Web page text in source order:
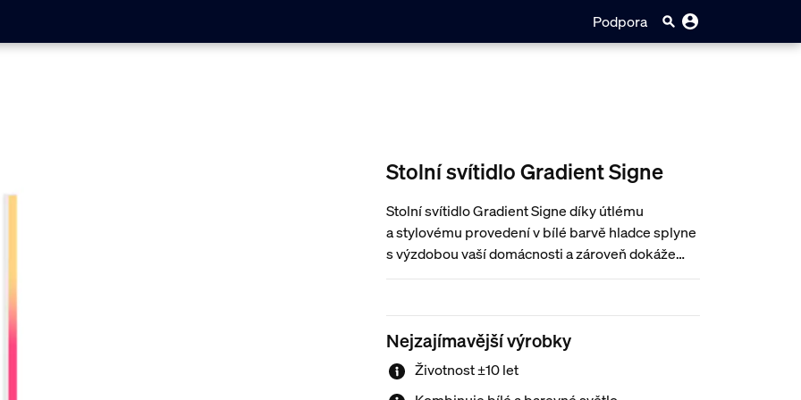
Podpora
Stolní svítidlo Gradient Signe
Stolní svítidlo Gradient Signe díky útlému
a stylovému provedení v bílé barvě hladce splyne
s výzdobou vaší domácnosti a zároveň dokáže
kombinací různých barev světla vytvořit na
přechodem.
Nejzajímavější výrobky
Životnost ±10 let